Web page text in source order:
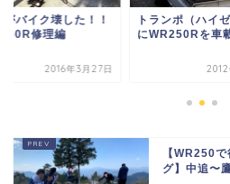
ンポ（ハイゼット）
を車載
2012年3月3日
WR250Rを友人
ました
2025
【WR250
グ】中追〜